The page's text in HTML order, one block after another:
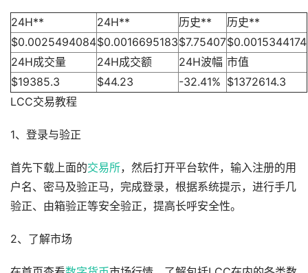
24H** 24H** 历史**
历史**
$0.0025494084$0.0016695183$7.75407$0.0015344174
24H成交量
24H成交额 24H波幅 市值
$19385.3
$44.23 -32.41% $1372614.3
LCC交易教程
1、登录与验正
首先下载上面的交易所，然后打开平台软件，输入注册的用
户名、密马及验正马，完成登录，根据系统提示，进行手几
验正、由箱验正等安全验正，提高长呼安全性。
2、了解市场